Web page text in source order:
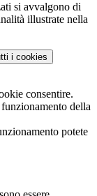
si avvalgono di
illustrate nella
i cookies
consentire.
della
potete